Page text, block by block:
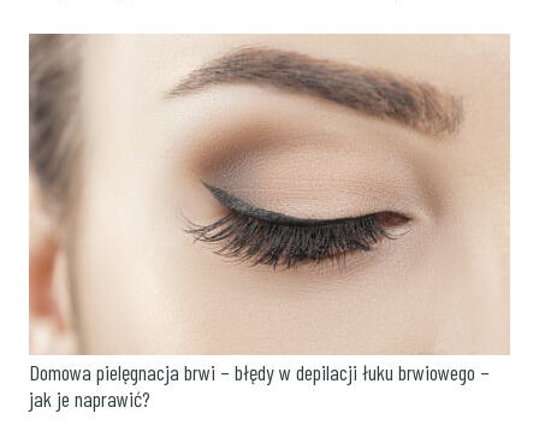
Domowa pielęgnacja brwi – błędy w depilacji łuku brwiowego –
jak je naprawić?